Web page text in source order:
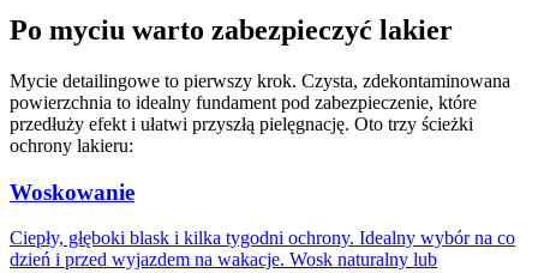
Po myciu warto zabezpieczyć lakier
Mycie detailingowe to pierwszy krok. Czysta, zdekontaminowana
powierzchnia to idealny fundament pod zabezpieczenie, które
przedłuży efekt i ułatwi przyszłą pielęgnację. Oto trzy ścieżki
ochrony lakieru:
Woskowanie
Ciepły, głęboki blask i kilka tygodni ochrony. Idealny wybór na co
dzień i przed wyjazdem na wakacje. Wosk naturalny lub